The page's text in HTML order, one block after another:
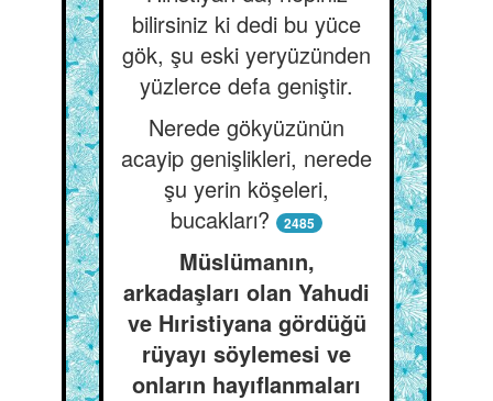
bilirsiniz ki dedi bu yüce
gök, şu eski yeryüzünden
yüzlerce defa geniştir.
Nerede gökyüzünün
acayip genişlikleri, nerede
şu yerin köşeleri,
bucakları?
2485
Müslümanın,
arkadaşları olan Yahudi
ve Hıristiyana gördüğü
rüyayı söylemesi ve
onların hayıflanmaları